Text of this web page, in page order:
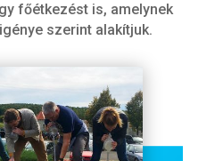
főétkezést is, amelynek
szerint alakítjuk.